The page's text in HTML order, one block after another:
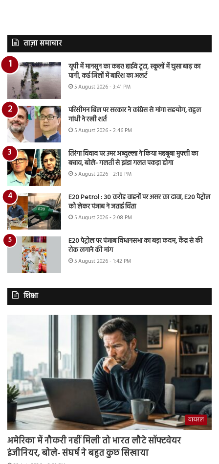
ताज़ा समाचार
यूपी में मानसून का कहर! हाईवे टूटा, स्कूलों में घुसा बाढ़ का
पानी, कई जिलों में बारिश का अलर्ट
5 August 2026 - 3:41 PM
परिसीमन बिल पर सरकार ने कांग्रेस से मांगा सहयोग, राहुल
गांधी ने रखी शर्त
5 August 2026 - 2:46 PM
तिरंगा विवाद पर उमर अब्दुल्ला ने किया महबूबा मुफ्ती का
बचाव, बोले- गलती से झंडा गलत पकड़ा होगा
5 August 2026 - 2:18 PM
E20 Petrol : 30 करोड़ वाहनों पर असर का दावा, E20 पेट्रोल
को लेकर पंजाब ने जताई चिंता
5 August 2026 - 2:08 PM
E20 पेट्रोल पर पंजाब विधानसभा का बड़ा कदम, केंद्र से की
रोक लगाने की मांग
5 August 2026 - 1:42 PM
शिक्षा
वायरल
अमेरिका में नौकरी नहीं मिली तो भारत लौटे सॉफ्टवेयर
इंजीनियर, बोले- संघर्ष ने बहुत कुछ सिखाया